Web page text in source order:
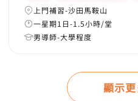
上門補習-沙田馬鞍山
一星期1日-1.5小時/堂
男導師-大學程度
顯示